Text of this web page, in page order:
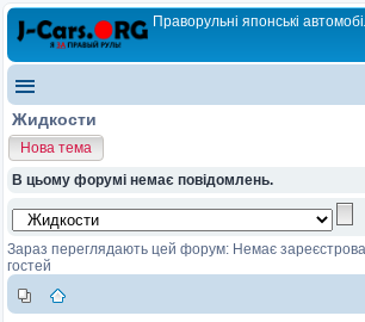
Праворульні японські
Жидкости
Нова тема
В цьому форумі немає повідомлень.
Зараз переглядають цей форум: Немає
гостей